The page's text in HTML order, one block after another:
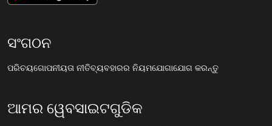
ସଂଗଠନ
ପରିଚୟଗୋପନୀୟତା ନୀତିବ୍ୟବହାରର ନିୟମଯୋଗାଯୋଗ କରନ୍ତୁ
ଆମର ୱେବସାଇଟଗୁଡିକ